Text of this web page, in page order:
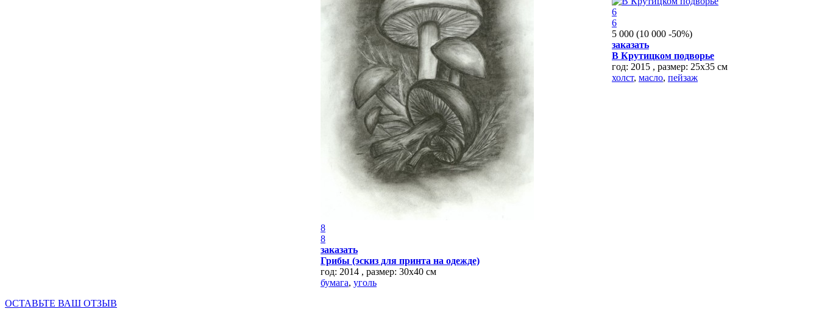
8
8
заказать
Грибы (эскиз для принта на одежде)
год: 2014 , размер: 30х40 см
бумага, уголь
6
6
5 000 (10 000 -50%)
заказать
В Крутицком подворье
год: 2015 , размер: 25х35 см
холст, масло, пейзаж
ОСТАВЬТЕ ВАШ ОТЗЫВ